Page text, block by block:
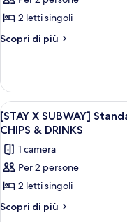
&
CHIPS
&
DRINKS
per
[STAY
X
Twin
Room,
City
View
+
CHIPS
&
2 letti singoli
Scopri di più
Altri
X
SUBWAY]
Standard
Twin
City
View
CHIPS
&
DRINKS
Apri
tutte
le
foto
per
[STAY
X
7
[STAY X SUBWAY]
CHIPS & DRINKS
1 camera
Per 2 persone
2 letti singoli
Scopri di più
Altri